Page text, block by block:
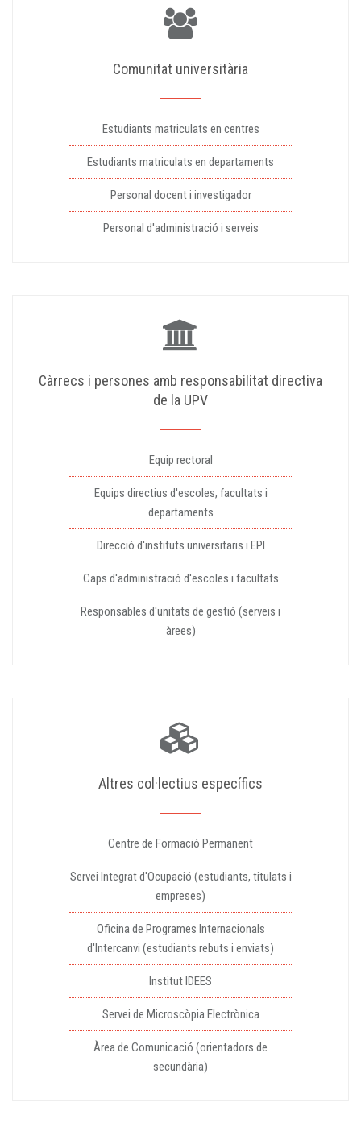
Comunitat universitària
Estudiants matriculats en centres
Estudiants matriculats en departaments
Personal docent i investigador
Personal d'administració i serveis
Càrrecs i persones amb responsabilitat directiva
de la UPV
Equip rectoral
Equips directius d'escoles, facultats i
departaments
Direcció d'instituts universitaris i EPI
Caps d'administració d'escoles i facultats
Responsables d'unitats de gestió (serveis i
àrees)
Altres col·lectius específics
Centre de Formació Permanent
Servei Integrat d'Ocupació (estudiants, titulats i
empreses)
Oficina de Programes Internacionals
d'Intercanvi (estudiants rebuts i enviats)
Institut IDEES
Servei de Microscòpia Electrònica
Àrea de Comunicació (orientadors de
secundària)